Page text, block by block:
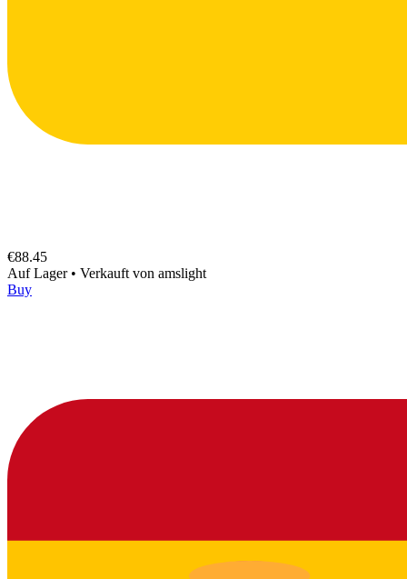
€88.45
Auf Lager • Verkauft von amslight
Buy